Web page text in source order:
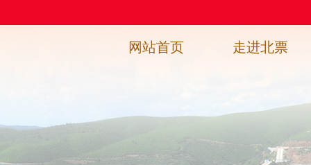
网站首页 走进北票